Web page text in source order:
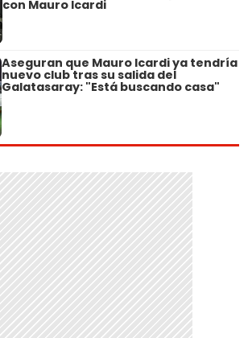
con Mauro Icardi
Aseguran que Mauro Icardi ya tendría
nuevo club tras su salida del
Galatasaray: "Está buscando casa"